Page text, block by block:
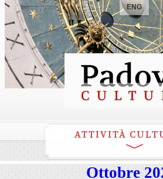
ENG
ATTIVITÀ
Ottobre